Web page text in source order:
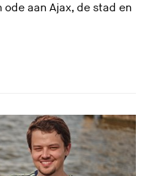
aan Ajax, de stad en